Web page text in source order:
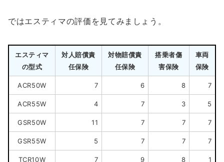
ではエスティマの評価を見てみましょう。
エスティマ
の型式
対人賠償責
任保険
対物賠償責
任保険
搭乗者傷
害保険
車両
保険
ACR50W 7 6 8 7
ACR55W 4 7 3 5
GSR50W 11 7 7 7
GSR55W 5 7 7 7
TCR10W 7 9 8 1